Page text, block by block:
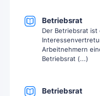
Betriebsrat
Der Betriebsrat
Arbeitnehmern
Betriebsrat (...)
Betriebsrat